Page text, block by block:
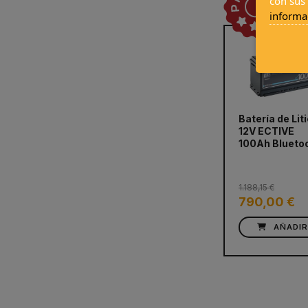
Batería de
12V ECTIVE
100Ah
790,00 €
1.188,15 €
AÑADIR
prev